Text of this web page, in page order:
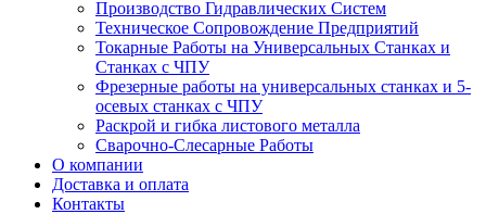
Производство Гидравлических Систем
Техническое Сопровождение Предприятий
Токарные Работы на Универсальных Станках и
Станках с ЧПУ
Фрезерные работы на универсальных станках и 5-
осевых станках с ЧПУ
Раскрой и гибка листового металла
Сварочно-Слесарные Работы
О компании
Доставка и оплата
Контакты